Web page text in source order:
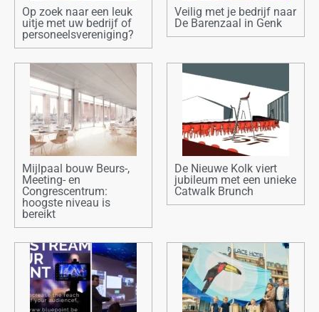
Op zoek naar een leuk
uitje met uw bedrijf of
personeelsvereniging?
Veilig met je bedrijf naar
De Barenzaal in Genk
Mijlpaal bouw Beurs-,
Meeting- en
Congrescentrum:
hoogste niveau is
bereikt
De Nieuwe Kolk viert
jubileum met een unieke
Catwalk Brunch